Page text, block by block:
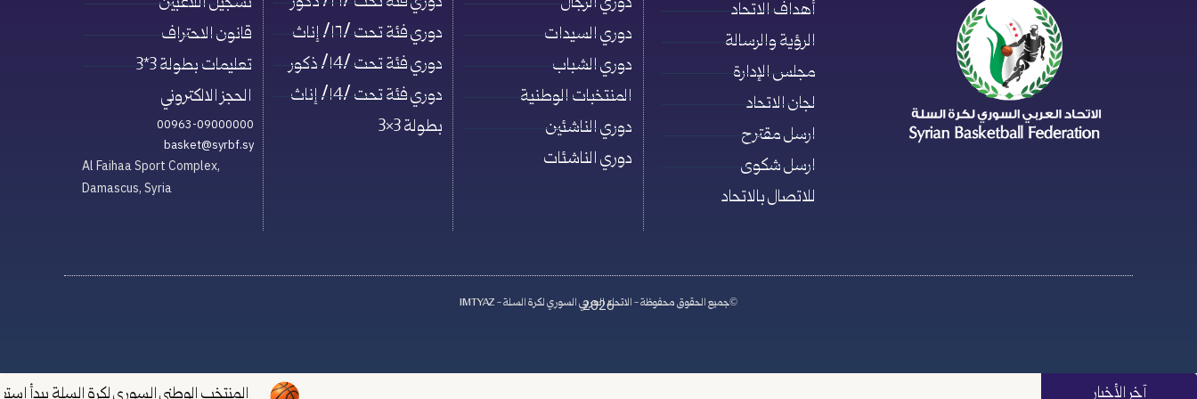
أهداف الاتحاد
الرؤية والرسالة
مجلس الإدارة
لجان الاتحاد
ارسل مقترح
ارسل شكوى
للاتصال بالاتحاد
دوري السيدات
دوري الشباب
المنتخبات الوطنية
دوري الناشئين
دوري الناشئات
دوري فئة تحت /١٦/ إناث
دوري فئة تحت /١4/ ذكور
دوري فئة تحت /١4/ إناث
بطولة 3×3
قانون الاحتراف
تعليمات بطولة 3*3
الحجز الالكتروني
00963-09000000
basket@syrbf.sy
Al Faihaa Sport Complex,
Damascus, Syria
©جميع الحقوق محفوظة - الاتحاد العربي السوري لكرة السلة - IMTYAZ
2026
آخر الأخبار